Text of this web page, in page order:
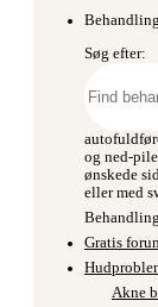
Søg efter:
og ned-
ønskede
eller med
Gratis
Akne